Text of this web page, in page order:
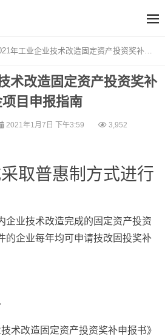
年工业企业技术改造固定资产投资奖补资金项目申报指南
术改造固定资产投资奖补
目申报指南
2021年1月7日 下午3:59 3,952
取普惠制方式进行
企业技术改造完成的固定资产投资
的企业每年均可申请技改固投奖补
术改造固定资产投资奖补申报书》